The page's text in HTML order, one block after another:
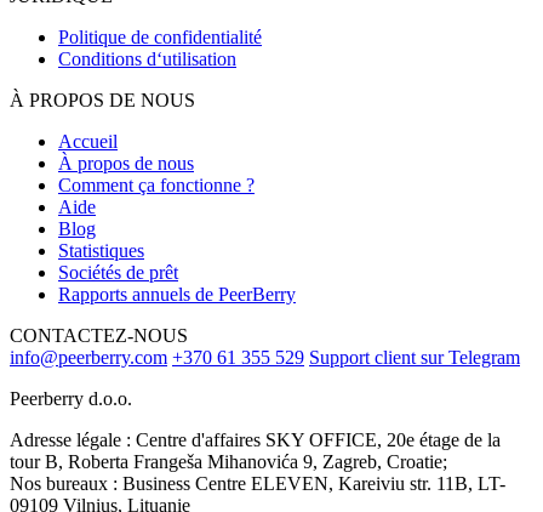
Politique de confidentialité
Conditions d‘utilisation
À PROPOS DE NOUS
Accueil
À propos de nous
Comment ça fonctionne ?
Aide
Blog
Statistiques
Sociétés de prêt
Rapports annuels de PeerBerry
CONTACTEZ-NOUS
info@peerberry.com +370 61 355 529 Support client sur Telegram
Peerberry d.o.o.
Adresse légale : Centre d'affaires SKY OFFICE, 20e étage de la
tour B, Roberta Frangeša Mihanovića 9, Zagreb, Croatie;
Nos bureaux : Business Centre ELEVEN, Kareiviu str. 11B, LT-
09109 Vilnius, Lituanie